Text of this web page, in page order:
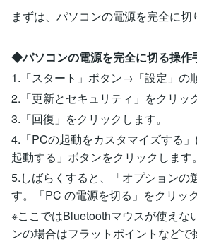
まずは、パソコンの電源を完全に切
◆パソコンの電源を完全に切る操作
1.「スタート」ボタン→「設定」の
2.「更新とセキュリティ」をクリッ
3.「回復」をクリックします。
4.「PCの起動をカスタマイズする
起動する」ボタンをクリックします。
5.しばらくすると、「オプションの
す。「PC の電源を切る」をクリッ
※ここではBluetoothマウスが使えな
ンの場合はフラットポイントなどで